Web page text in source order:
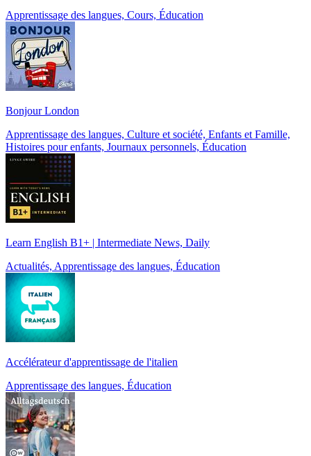
Apprentissage des langues, Cours, Éducation
Bonjour London
Apprentissage des langues, Culture et société, Enfants et Famille,
Histoires pour enfants, Journaux personnels, Éducation
Learn English B1+ | Intermediate News, Daily
Actualités, Apprentissage des langues, Éducation
Accélérateur d'apprentissage de l'italien
Apprentissage des langues, Éducation